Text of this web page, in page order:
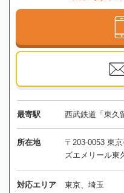
最寄駅 西武鉄道「東久
所在地
〒203-0053 東
ズエメリール東
対応エリア 東京、埼玉